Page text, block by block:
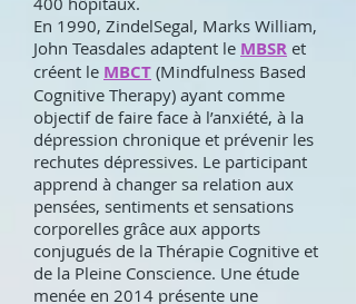
En 1990, ZindelSegal, Marks William,
John Teasdales adaptent le MBSR et
créent le MBCT (Mindfulness Based
Cognitive Therapy) ayant comme
objectif de faire face à l’anxiété, à la
dépression chronique et prévenir les
rechutes dépressives. Le participant
apprend à changer sa relation aux
pensées, sentiments et sensations
corporelles grâce aux apports
conjugués de la Thérapie Cognitive et
de la Pleine Conscience. Une étude
menée en 2014 présente une